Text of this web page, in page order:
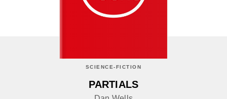
SCIENCE-FICTION
PARTIALS